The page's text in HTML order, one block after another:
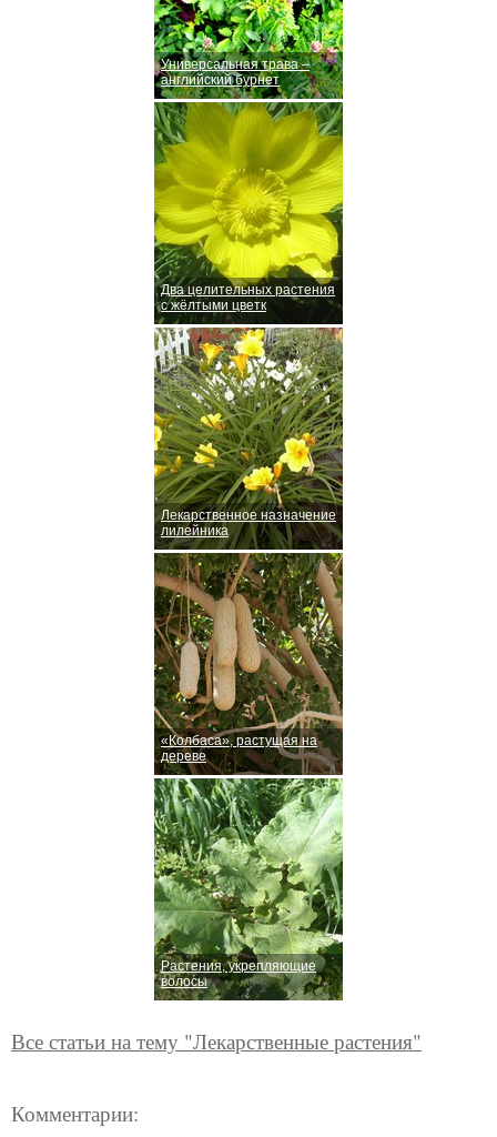
Универсальная трава –
английский бурнет
Два целительных растения
с жёлтыми цветк
Лекарственное назначение
лилейника
«Колбаса», растущая на
дереве
Растения, укрепляющие
волосы
Все статьи на тему "Лекарственные растения"
Комментарии: